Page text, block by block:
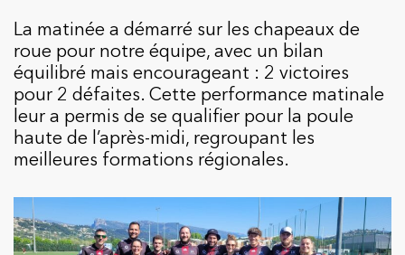
La matinée a démarré sur les chapeaux de
roue pour notre équipe, avec un bilan
équilibré mais encourageant : 2 victoires
pour 2 défaites. Cette performance matinale
leur a permis de se qualifier pour la poule
haute de l’après-midi, regroupant les
meilleures formations régionales.